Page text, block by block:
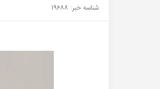
شناسه خبر: 19688